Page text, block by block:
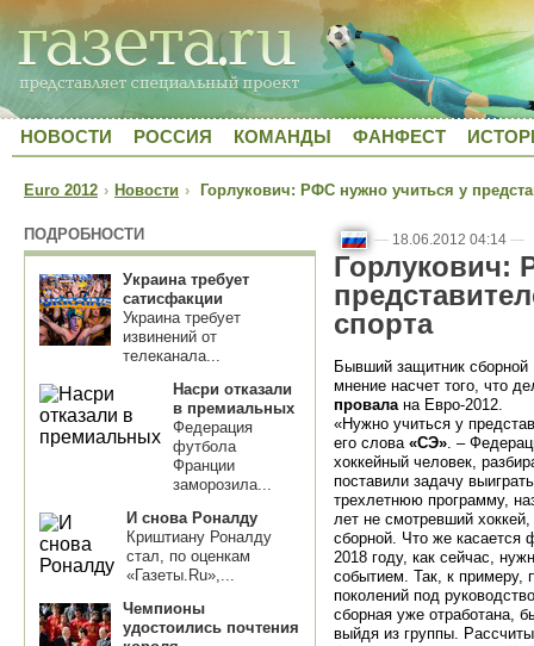
НОВОСТИ РОССИЯ КОМАНДЫ ФАНФЕСТ
Euro 2012 › Новости › Горлукович: РФС нужно учиться у
ПОДРОБНОСТИ
Украина требует
сатисфакции
Украина требует
извинений от
телеканала...
Насри отказали
в премиальных
Федерация
футбола
Франции
заморозила...
И снова Роналду
Криштиану Роналду
стал, по оценкам
«Газеты.Ru»,...
Чемпионы
удостоились почтения
— 18.06.2012 04:14 —
Горлукович:
спорта
Бывший защитник сборной
мнение насчет того, что
провала на Евро-2012.
«Нужно учиться у
его слова «СЭ» . –
хоккейный человек,
поставили задачу
трехлетнюю программу,
лет не смотревший
сборной. Что же касается
2018 году, как сейчас,
событием. Так, к примеру,
поколений под
сборная уже отработана,
выйдя из группы.